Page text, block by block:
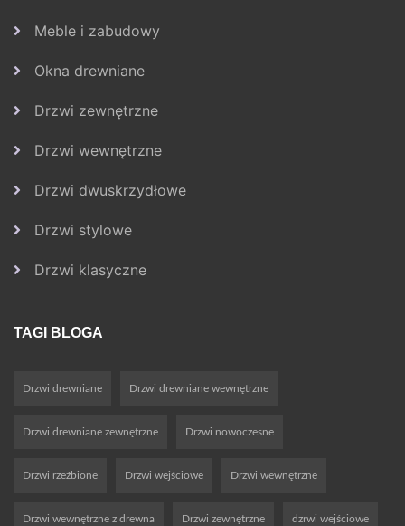
Meble i zabudowy
Okna drewniane
Drzwi zewnętrzne
Drzwi wewnętrzne
Drzwi dwuskrzydłowe
Drzwi stylowe
Drzwi klasyczne
TAGI BLOGA
Drzwi drewniane Drzwi drewniane wewnętrzne
Drzwi drewniane zewnętrzne Drzwi nowoczesne
Drzwi rzeźbione Drzwi wejściowe Drzwi wewnętrzne
Drzwi wewnętrzne z drewna Drzwi zewnętrzne dzrwi wejściowe